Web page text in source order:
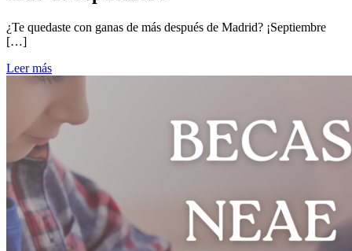
¿Te quedaste con ganas de más después de Madrid? ¡Septiembre
[…]
Leer más